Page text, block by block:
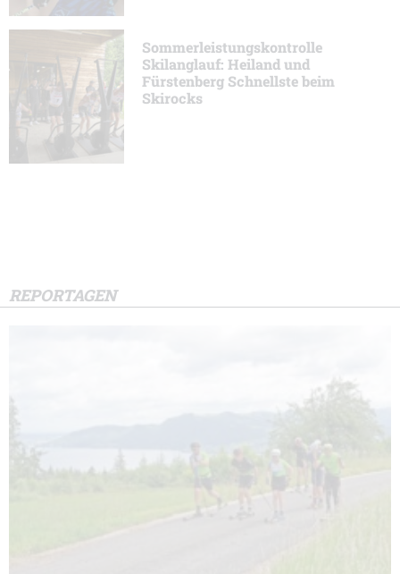
Sommerleistungskontrolle
Skilanglauf: Heiland und
Fürstenberg Schnellste beim
Skirocks
REPORTAGEN